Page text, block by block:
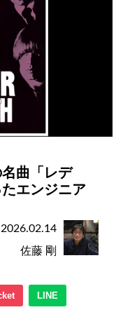
曲「レデ
エンジニア
2026.02.14
佐藤 剛
LINE